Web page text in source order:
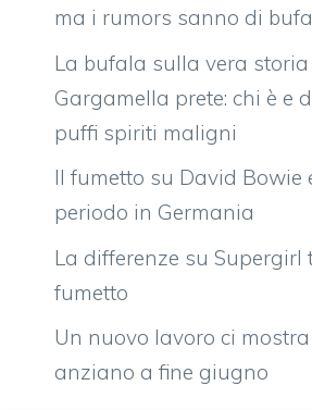
ma i rumors sanno di
La bufala sulla vera storia
Gargamella prete: chi è e
puffi spiriti maligni
Il fumetto su David Bowie
periodo in Germania
La differenze su Supergirl
fumetto
Un nuovo lavoro ci
anziano a fine giugno